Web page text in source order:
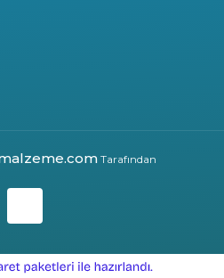
Tarafından
e-